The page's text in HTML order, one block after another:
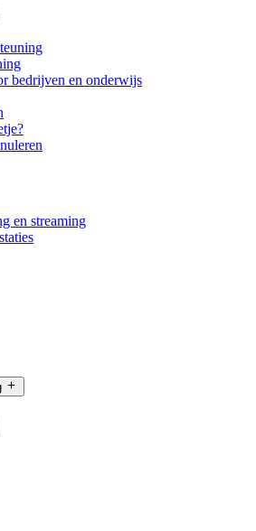
bedrijven en onderwijs
en streaming